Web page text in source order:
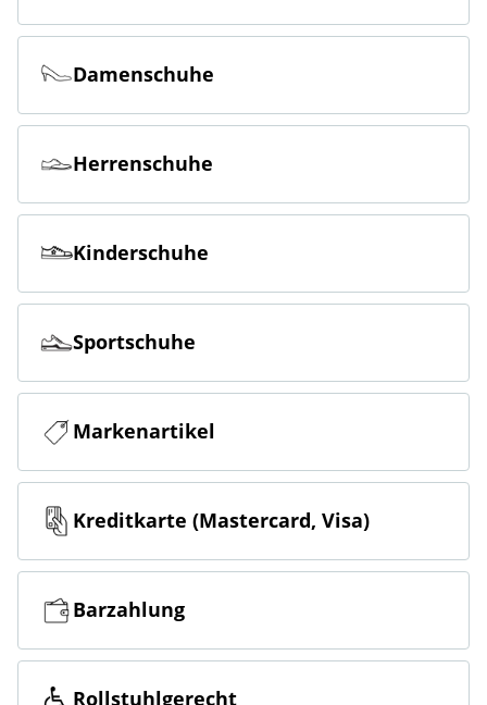
Online bestellen & kostenlos in der Filiale zurückgeben
Damenschuhe
Herrenschuhe
Kinderschuhe
Sportschuhe
Markenartikel
Kreditkarte (Mastercard, Visa)
Barzahlung
Rollstuhlgerecht